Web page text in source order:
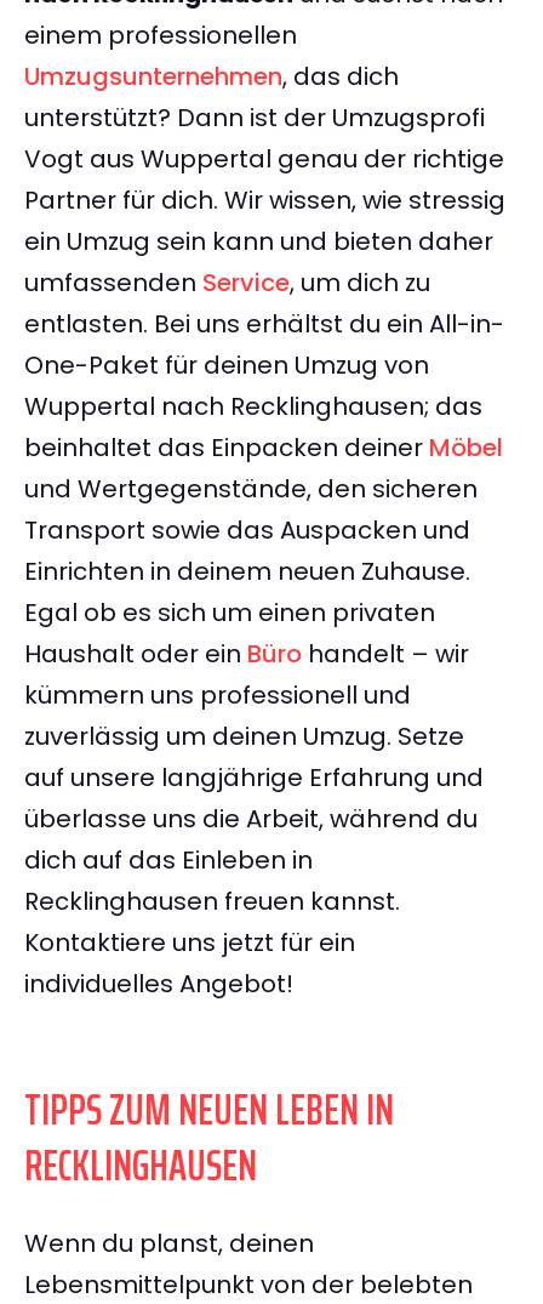
einem professionellen
Umzugsunternehmen, das dich
unterstützt? Dann ist der Umzugsprofi
Vogt aus Wuppertal genau der richtige
Partner für dich. Wir wissen, wie stressig
ein Umzug sein kann und bieten daher
umfassenden Service, um dich zu
entlasten. Bei uns erhältst du ein All-in-
One-Paket für deinen Umzug von
Wuppertal nach Recklinghausen; das
beinhaltet das Einpacken deiner Möbel
und Wertgegenstände, den sicheren
Transport sowie das Auspacken und
Einrichten in deinem neuen Zuhause.
Egal ob es sich um einen privaten
Haushalt oder ein Büro handelt – wir
kümmern uns professionell und
zuverlässig um deinen Umzug. Setze
auf unsere langjährige Erfahrung und
überlasse uns die Arbeit, während du
dich auf das Einleben in
Recklinghausen freuen kannst.
Kontaktiere uns jetzt für ein
individuelles Angebot!
TIPPS ZUM NEUEN LEBEN IN
RECKLINGHAUSEN
Wenn du planst, deinen
Lebensmittelpunkt von der belebten